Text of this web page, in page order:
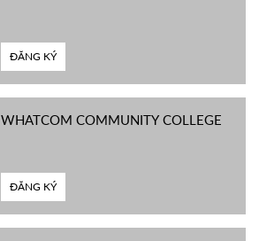
ĐĂNG KÝ
WHATCOM COMMUNITY COLLEGE
ĐĂNG KÝ